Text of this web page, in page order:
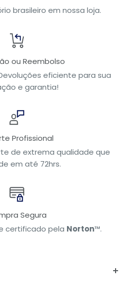
brasileiro em nossa loja.
ou Reembolso
eficiente para sua
e garantia!
Profissional
de extrema qualidade que
em até 72hrs.
Segura
certificado pela Norton™.